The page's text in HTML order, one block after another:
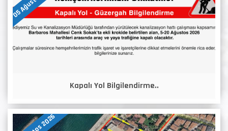
Kapalı Yol Bilgilendirme..